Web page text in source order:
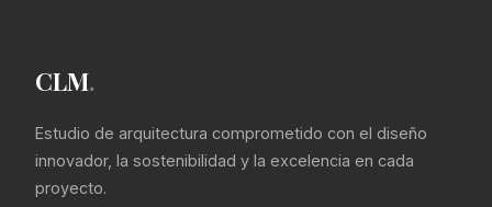
CLM.
Estudio de arquitectura comprometido con el diseño
innovador, la sostenibilidad y la excelencia en cada
proyecto.